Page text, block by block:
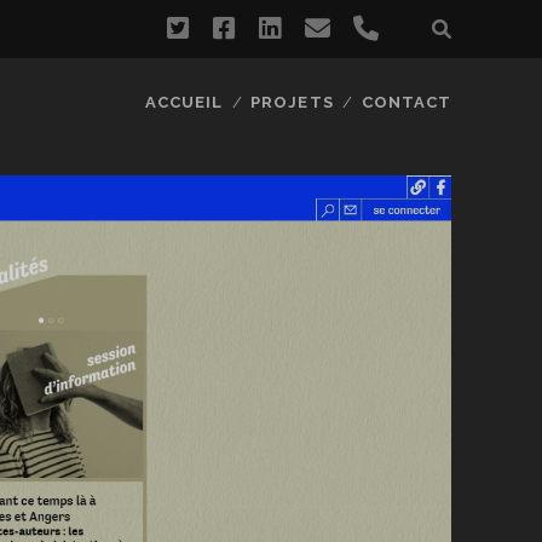
twitterfacebook
linkedin
emailphone
ACCUEIL PROJETS CONTACT